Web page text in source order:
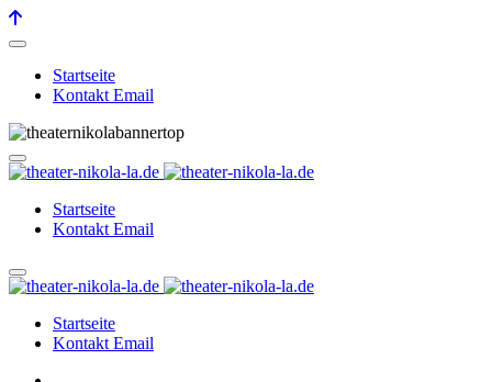
Startseite
Kontakt Email
Startseite
Kontakt Email
Startseite
Kontakt Email